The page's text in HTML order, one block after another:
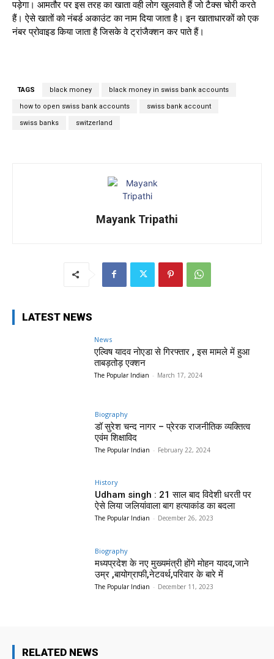
पड़ेगा। आमतौर पर इस तरह का खाता वही लोग खुलवाते हैं जो टैक्स चोरी करते
हैं। ऐसे खातों को नंबर्ड अकाउंट का नाम दिया जाता है। इन खाताधारकों को एक
नंबर प्रोवाइड किया जाता है जिसके वे ट्रांजैक्शन कर पाते हैं।
TAGS black money black money in swiss bank accounts
how to open swiss bank accounts swiss bank account
swiss banks switzerland
Mayank Tripathi
LATEST NEWS
News
एल्विष यादव नोएडा से गिरफ्तार , इस मामले में हुआ
ताबड़तोड़ एक्शन
The Popular Indian - March 17, 2024
Biography
डॉ सुरेश चन्द नागर – प्रेरक राजनीतिक व्यक्तित्व
एवंम शिक्षाविद
The Popular Indian - February 22, 2024
History
Udham singh : 21 साल बाद विदेशी धरती पर
ऐसे लिया जलियांवाला बाग हत्याकांड का बदला
The Popular Indian - December 26, 2023
Biography
मध्यप्रदेश के नए मुख्यमंत्री होंगे मोहन यादव,जाने
उम्र ,बायोग्राफी,नेटवर्थ,परिवार के बारे में
The Popular Indian - December 11, 2023
RELATED NEWS